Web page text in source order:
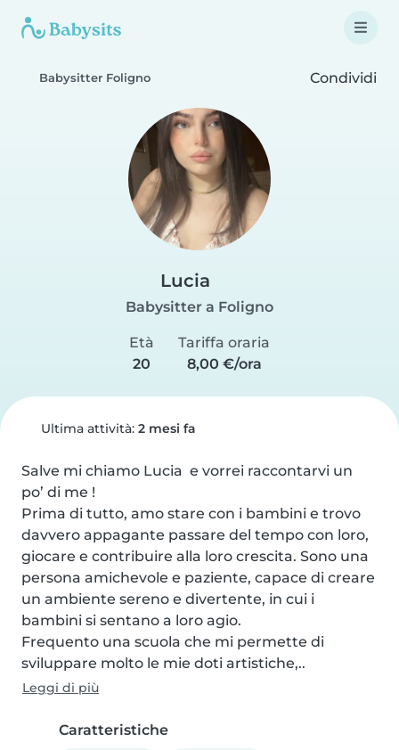
Babysitter Foligno Condividi
Lucia
Babysitter a Foligno
Età
20
Tariffa oraria
8,00 €/ora
Ultima attività: 2 mesi fa
Salve mi chiamo Lucia  e vorrei raccontarvi un
po’ di me !
Prima di tutto, amo stare con i bambini e trovo
davvero appagante passare del tempo con loro,
giocare e contribuire alla loro crescita. Sono una
persona amichevole e paziente, capace di creare
un ambiente sereno e divertente, in cui i
bambini si sentano a loro agio.
Frequento una scuola che mi permette di
sviluppare molto le mie doti artistiche,..
Leggi di più
Caratteristiche